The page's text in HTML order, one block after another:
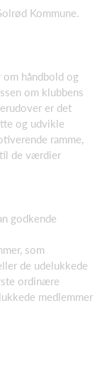
Kommune.
om håndbold og
om klubbens
er det
og udvikle
ramme,
de værdier
godkende
som
de udelukkede
ordinære
medlemmer